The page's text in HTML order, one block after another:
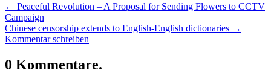
← Peaceful Revolution – A Proposal for Sending Flowers to CCTV
Campaign
Chinese censorship extends to English-English dictionaries →
Kommentar schreiben
0 Kommentare.